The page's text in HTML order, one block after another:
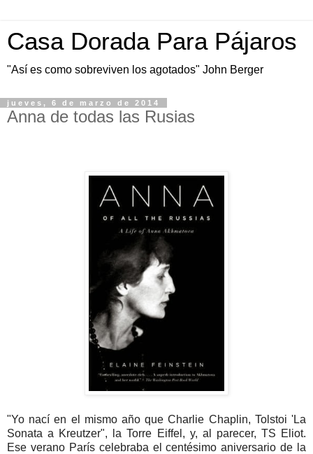
Casa Dorada Para Pájaros
"Así es como sobreviven los agotados" John Berger
jueves, 6 de marzo de 2014
Anna de todas las Rusias
"Yo nací en el mismo año que Charlie Chaplin, Tolstoi 'La
Sonata a Kreutzer", la Torre Eiffel, y, al parecer, TS Eliot.
Ese verano París celebraba el centésimo aniversario de la